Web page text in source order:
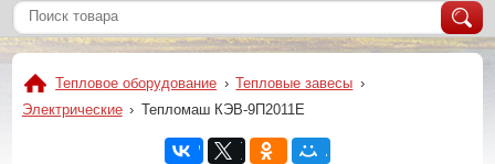
Тепловое оборудование › Тепловые завесы ›
Электрические › Тепломаш КЭВ-9П2011Е